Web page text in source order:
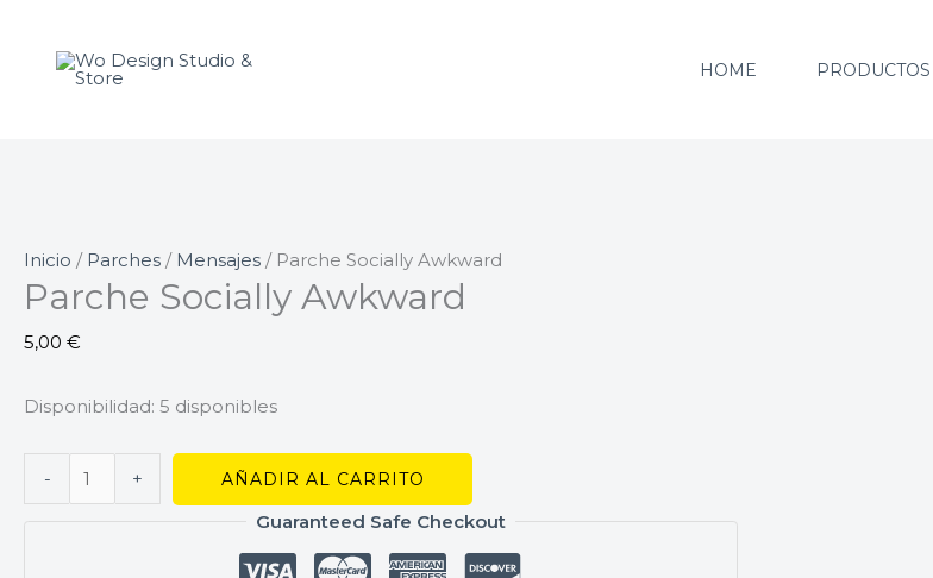
contenido
HOME PRODUCTOS
Inicio / Parches / Mensajes / Parche Socially Awkward
Parche Socially Awkward
5,00 €
Disponibilidad: 5 disponibles
-
Socially
Awkward
+ AÑADIR AL CARRITO
Guaranteed Safe Checkout